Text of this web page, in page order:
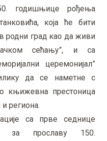
годишњице рођења
која ће бити
родни град као да живи
сећању”, и са
церемонијал”
да се наметне с
књижевна престоница
региона.
са прве седнице
за прославу 150.